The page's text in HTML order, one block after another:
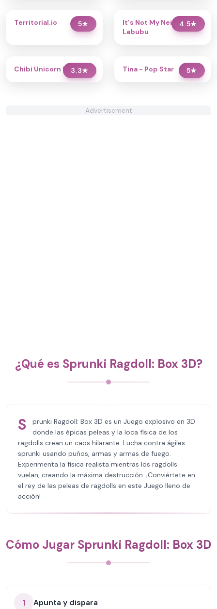
5★
Territorial.io 4.5★
It's Not My Neighbor:
Labubu
3.3★
Chibi Unicorn Dress Up 5★
Tina - Pop Star
Advertisement
¿Qué es Sprunki Ragdoll: Box 3D?
S
prunki Ragdoll: Box 3D es un Juego explosivo en 3D
donde las épicas peleas y la loca física de los
ragdolls crean un caos hilarante. Lucha contra ágiles
sprunki usando puños, armas y armas de fuego.
Experimenta la física realista mientras los ragdolls
vuelan, creando la máxima destrucción. ¡Conviértete en
el rey de las peleas de ragdolls en este Juego lleno de
acción!
Cómo Jugar Sprunki Ragdoll: Box 3D
1 Apunta y dispara